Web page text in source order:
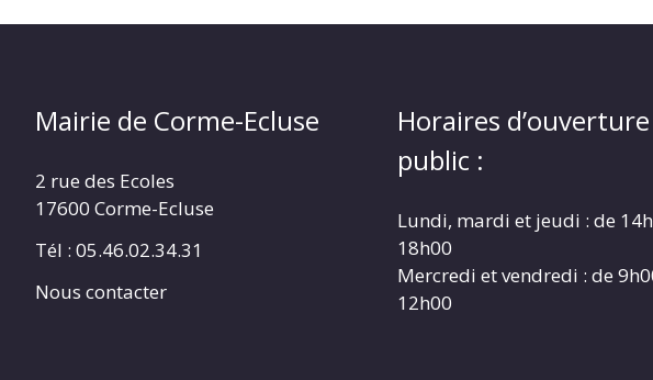
Mairie de Corme-Ecluse
2 rue des Ecoles
17600 Corme-Ecluse
Tél : 05.46.02.34.31
Nous contacter
Horaires
public :
Lundi, mardi et jeudi : de
18h00
Mercredi et vendredi : de
12h00